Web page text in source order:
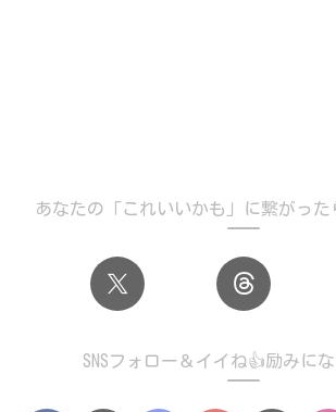
あなたの「これいいかも」に繋がっ
SNSフォロー＆イイね👍励みにな